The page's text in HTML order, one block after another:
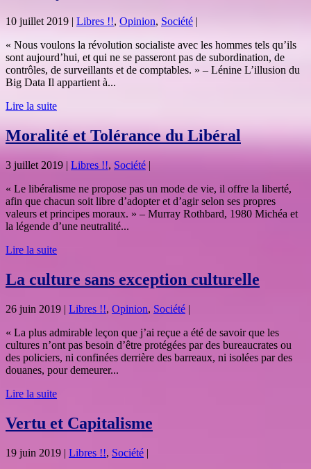
10 juillet 2019 | Libres !!, Opinion, Société |
« Nous voulons la révolution socialiste avec les hommes tels qu’ils
sont aujourd’hui, et qui ne se passeront pas de subordination, de
contrôles, de surveillants et de comptables. » – Lénine L’illusion du
Big Data Il appartient à...
Lire la suite
Moralité et Tolérance du Libéral
3 juillet 2019 | Libres !!, Société |
« Le libéralisme ne propose pas un mode de vie, il offre la liberté,
afin que chacun soit libre d’adopter et d’agir selon ses propres
valeurs et principes moraux. » – Murray Rothbard, 1980 Michéa et
la légende d’une neutralité...
Lire la suite
La culture sans exception culturelle
26 juin 2019 | Libres !!, Opinion, Société |
« La plus admirable leçon que j’ai reçue a été de savoir que les
cultures n’ont pas besoin d’être protégées par des bureaucrates ou
des policiers, ni confinées derrière des barreaux, ni isolées par des
douanes, pour demeurer...
Lire la suite
Vertu et Capitalisme
19 juin 2019 | Libres !!, Société |